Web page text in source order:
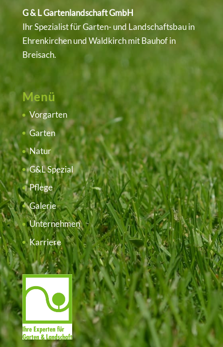
G & L Gartenlandschaft GmbH
Ihr Spezialist für Garten- und Landschaftsbau in
EhrenkirchenundWaldkirchmit Bauhof in
Breisach.
Menü
Vorgarten
Garten
Natur
G&L Spezial
Pflege
Galerie
Unternehmen
Karriere